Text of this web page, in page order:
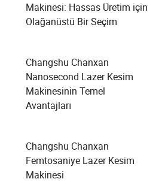
Makinesi: Hassas Üretim için
Olağanüstü Bir Seçim
Changshu Chanxan
Nanosecond Lazer Kesim
Makinesinin Temel
Avantajları
Changshu Chanxan
Femtosaniye Lazer Kesim
Makinesi